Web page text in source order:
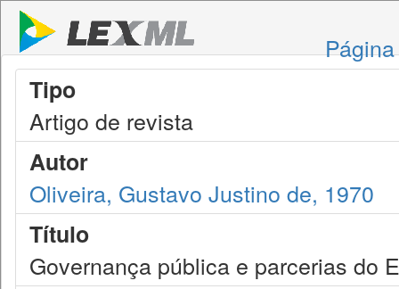
Tipo
Artigo de revista
Autor
Oliveira, Gustavo Justino de, 1970
Título
Governança pública e parcerias do